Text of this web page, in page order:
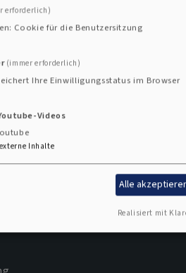
erforderlich)
Cookie für die Benutzersitzung
(immer erforderlich)
Ihre Einwilligungsstatus im Browser
Videos
Inhalte
Alle
Realisiert mit